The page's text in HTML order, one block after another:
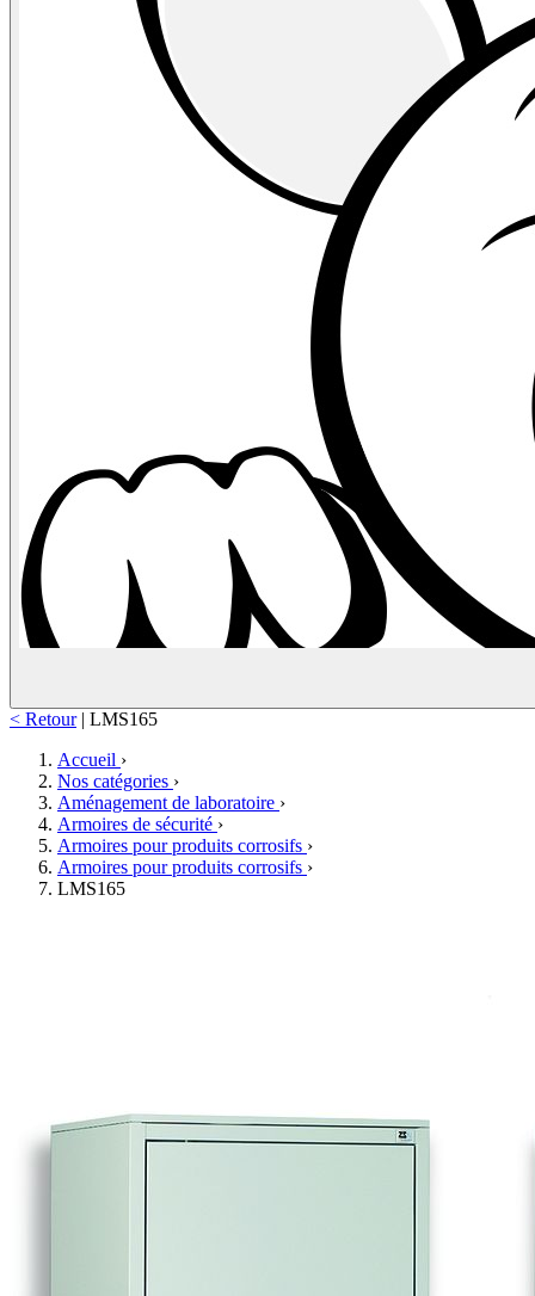
< Retour | LMS165
Accueil ›
Nos catégories ›
Aménagement de laboratoire ›
Armoires de sécurité ›
Armoires pour produits corrosifs ›
Armoires pour produits corrosifs ›
LMS165